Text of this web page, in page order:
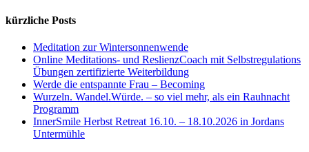
kürzliche Posts
Meditation zur Wintersonnenwende
Online Meditations- und ReslienzCoach mit Selbstregulations
Übungen zertifizierte Weiterbildung
Werde die entspannte Frau – Becoming
Wurzeln. Wandel.Würde. – so viel mehr, als ein Rauhnacht
Programm
InnerSmile Herbst Retreat 16.10. – 18.10.2026 in Jordans
Untermühle